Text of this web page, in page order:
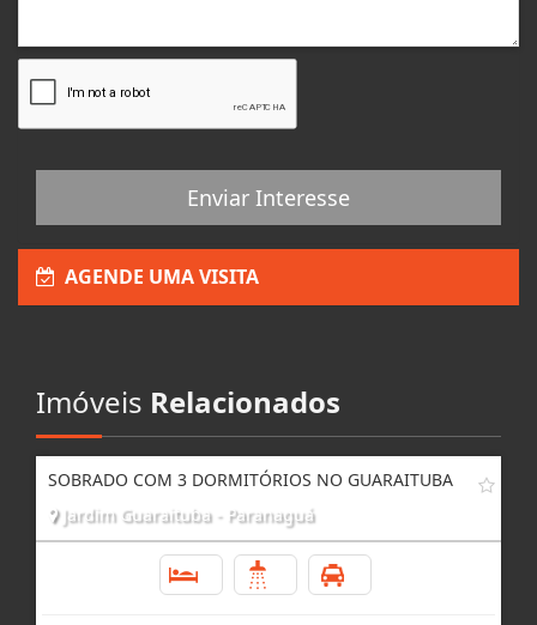
Enviar Interesse
AGENDE UMA VISITA
Imóveis Relacionados
SOBRADO COM 3 DORMITÓRIOS NO GUARAITUBA
Jardim Guaraituba - Paranaguá